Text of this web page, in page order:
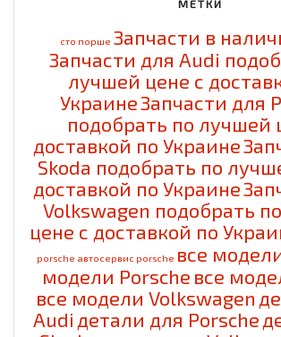
МЕТКИ
cто порше Запчасти в
Запчасти для Audi
лучшей цене с
УкраинеЗапчасти для
подобрать по лучшей
доставкой по Украине
Skoda подобрать по
доставкой по Украине
Volkswagen подобрать
цене с доставкой по
porsche автосервис porsche все
модели Porsche все
все модели Volkswagen
Audi детали для Porsche